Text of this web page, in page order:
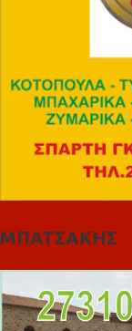
ΜΠΑΤΣΑΚΗΣ